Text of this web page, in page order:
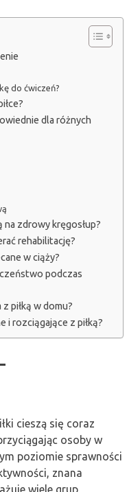
do ćwiczeń?
dla różnych
na zdrowy kręgosłup?
rehabilitację?
w ciąży?
podczas
piłką w domu?
i rozciągające z piłką?
cieszą się coraz
osoby w
poziomie sprawności
znana
wiele grup